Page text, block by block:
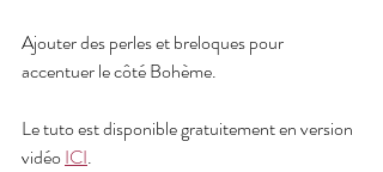
Ajouter des perles et breloques pour
accentuer le côté Bohème.
Le tuto est disponible gratuitement en version
vidéo ICI.